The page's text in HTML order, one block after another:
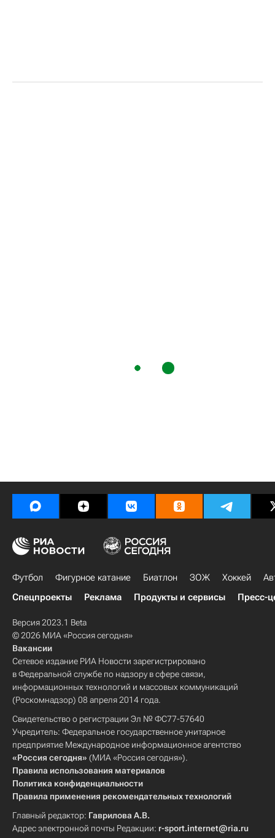
Футбол Фигурное катание Биатлон ЗОЖ Хоккей
Спецпроекты
Реклама Продукты и сервисы Пресс-
Версия 2023.1 Beta
© 2026 МИА «Россия сегодня»
Вакансии
Сетевое издание РИА Новости зарегистрировано
в Федеральной службе по надзору в сфере связи,
информационных технологий и массовых коммуникаций
(Роскомнадзор) 08 апреля 2014 года.
Свидетельство о регистрации Эл № ФС77-57640
Учредитель: Федеральное государственное унитарное
предприятие Международное информационное агентство
«Россия сегодня» (МИА «Россия сегодня»).
Правила использования материалов
Политика конфиденциальности
Правила применения рекомендательных технологий
Главный редактор: Гаврилова А.В.
Адрес электронной почты Редакции: r-sport.internet@ria.ru